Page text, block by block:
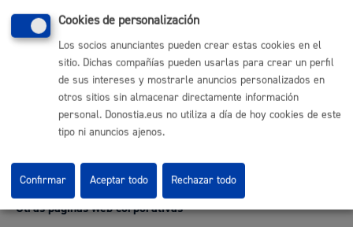
Enlaces útiles
Ofertas de empleo
Perfil del contratante
Sede electrónica
Mapas - GeoDonostia
Mapa web
Otras páginas web corporativas
Cookies de personalización
Los socios anunciantes pueden crear estas cookies en el
sitio. Dichas compañías pueden usarlas para crear un perfil
de sus intereses y mostrarle anuncios personalizados en
otros sitios sin almacenar directamente información
personal. Donostia.eus no utiliza a día de hoy cookies de este
tipo ni anuncios ajenos.
Rechazar todo
Confirmar Aceptar todo